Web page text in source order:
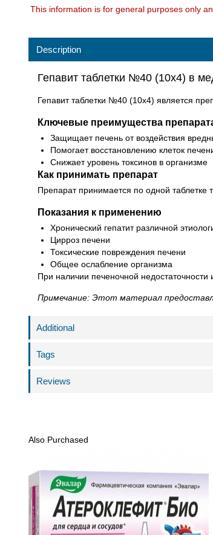
This information is for general purposes only
Description
Гепавит таблетки №40 (10х4) в
Гепавит таблетки №40 (10х4) является
Ключевые преимущества
Защищает печень от воздействия
Помогает восстановлению клеток
Снижает уровень токсинов в организме
Как принимать препарат
Препарат принимается по одной таблетке
Показания к применению
Хронический гепатит различной
Цирроз печени
Токсические повреждения печени
Общее ослабление организма
При наличии печеночной
Примечание: Этот материал
Additional
Tags
Reviews
Also Purchased